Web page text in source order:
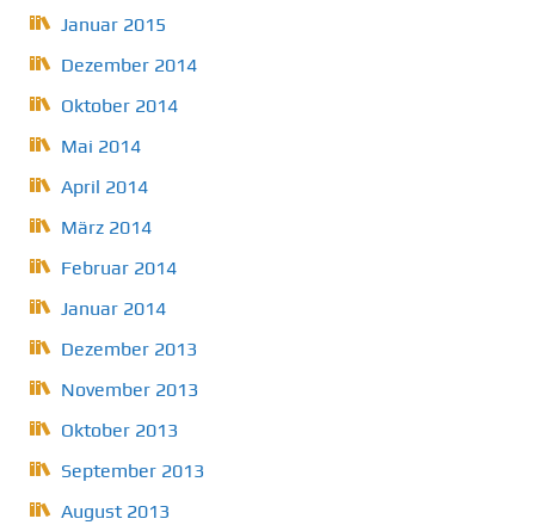
Januar 2015
Dezember 2014
Oktober 2014
Mai 2014
April 2014
März 2014
Februar 2014
Januar 2014
Dezember 2013
November 2013
Oktober 2013
September 2013
August 2013